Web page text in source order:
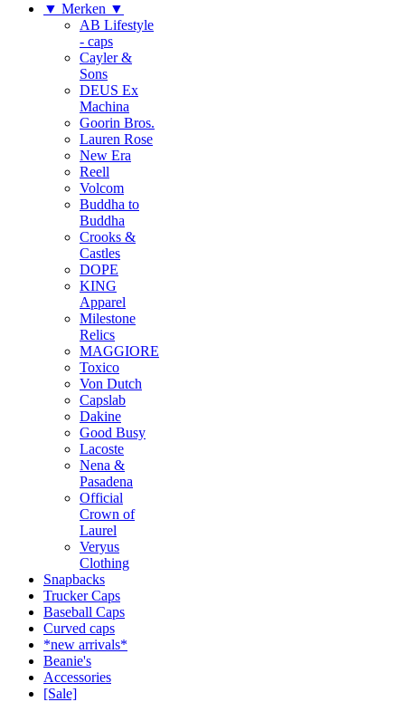
▼ Merken ▼
AB Lifestyle
- caps
Cayler &
Sons
DEUS Ex
Machina
Goorin Bros.
Lauren Rose
New Era
Reell
Volcom
Buddha to
Buddha
Crooks &
Castles
DOPE
KING
Apparel
Milestone
Relics
MAGGIORE
Toxico
Von Dutch
Capslab
Dakine
Good Busy
Lacoste
Nena &
Pasadena
Official
Crown of
Laurel
Veryus
Clothing
Snapbacks
Trucker Caps
Baseball Caps
Curved caps
*new arrivals*
Beanie's
Accessories
[Sale]